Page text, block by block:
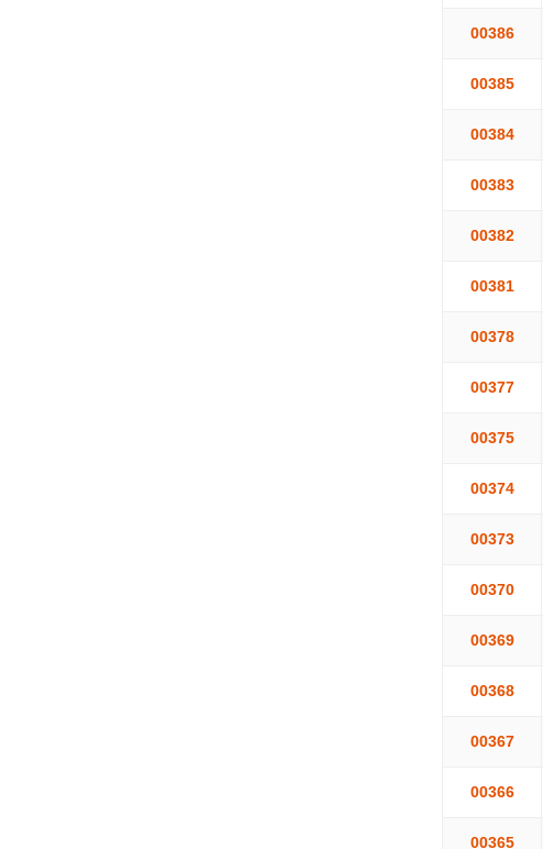
00386
00385
00384
00383
00382
00381
00378
00377
00375
00374
00373
00370
00369
00368
00367
00366
00365